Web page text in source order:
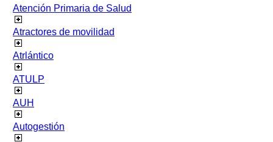
Atención Primaria de Salud
Atractores de movilidad
Atrlántico
ATULP
AUH
Autogestión